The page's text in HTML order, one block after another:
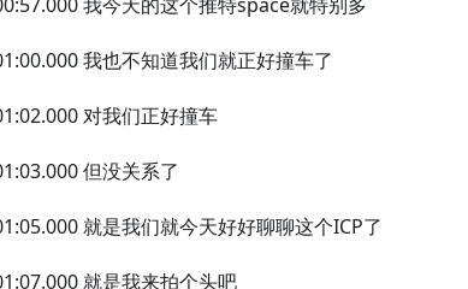
我也不知道我们就正好撞车了
对我们正好撞车
但没关系了
就是我们就今天好好聊聊这个ICP了
就是我来拍个头吧